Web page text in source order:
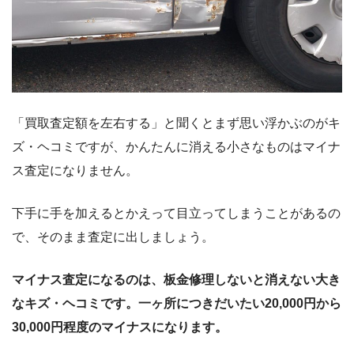
「買取査定額を左右する」と聞くとまず思い浮かぶのがキ
ズ・ヘコミですが、かんたんに消える小さなものはマイナ
ス査定になりません。
下手に手を加えるとかえって目立ってしまうことがあるの
で、そのまま査定に出しましょう。
マイナス査定になるのは、板金修理しないと消えない大き
なキズ・ヘコミです。一ヶ所につきだいたい20,000円から
30,000円程度のマイナスになります。